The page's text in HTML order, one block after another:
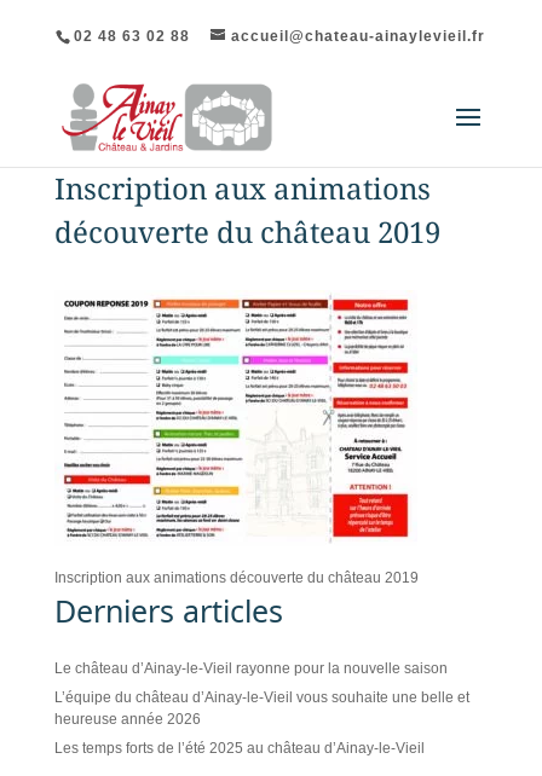
02 48 63 02 88 accueil@chateau-ainaylevieil.fr
Inscription aux animations
découverte du château 2019
Inscription aux animations découverte du château 2019
Derniers articles
Le château d’Ainay-le-Vieil rayonne pour la nouvelle saison
L’équipe du château d’Ainay-le-Vieil vous souhaite une belle et
heureuse année 2026
Les temps forts de l’été 2025 au château d’Ainay-le-Vieil